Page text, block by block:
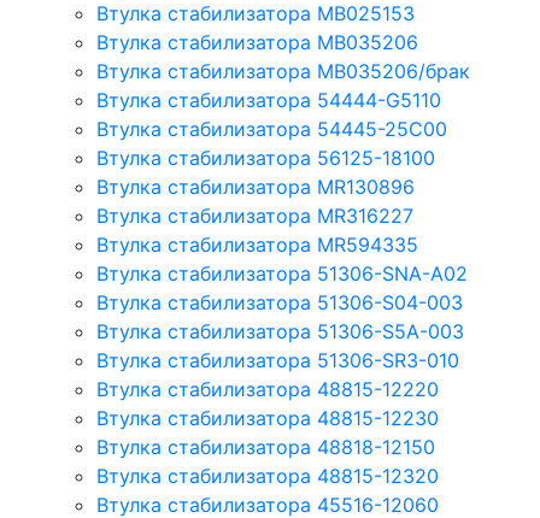
Втулка стабилизатора MB025153
Втулка стабилизатора MB035206
Втулка стабилизатора MB035206/брак
Втулка стабилизатора 54444-G5110
Втулка стабилизатора 54445-25C00
Втулка стабилизатора 56125-18100
Втулка стабилизатора MR130896
Втулка стабилизатора MR316227
Втулка стабилизатора MR594335
Втулка стабилизатора 51306-SNA-A02
Втулка стабилизатора 51306-S04-003
Втулка стабилизатора 51306-S5A-003
Втулка стабилизатора 51306-SR3-010
Втулка стабилизатора 48815-12220
Втулка стабилизатора 48815-12230
Втулка стабилизатора 48818-12150
Втулка стабилизатора 48815-12320
Втулка стабилизатора 45516-12060